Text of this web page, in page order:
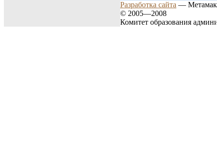
Разработка сайта —
© 2005—2008
Комитет образования